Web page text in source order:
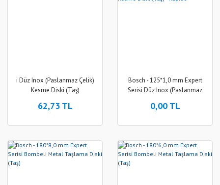
i Düz Inox (Paslanmaz Çelik)
Kesme Diski (Taş)
62,73 TL
Bosch - 125*1,0 mm Expert
Serisi Düz Inox (Paslanmaz
Rapido
0,00 TL